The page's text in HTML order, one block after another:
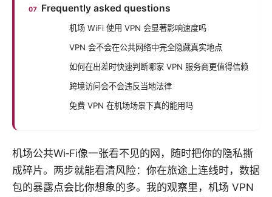
Frequently asked questions
机场 WiFi 使用 VPN 会显著影响速度吗
VPN 会不会在公共网络中完全隐藏真实地点
如何在出差时快速判断哪家 VPN 服务商更值得信赖
跨境访问会不会违反当地法律
免费 VPN 在机场场景下真的能用吗
机场公共Wi‑Fi像一张看不见的网，随时把你的隐私撕
成碎片。两步就能看清风险：你在旅途上连线时，数据
包的暴露点会比你想象的多。我的观察里，机场 VPN